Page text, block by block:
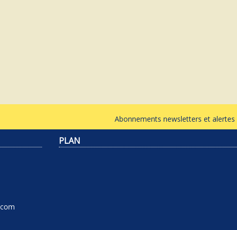
Abonnements newsletters et alertes
PLAN